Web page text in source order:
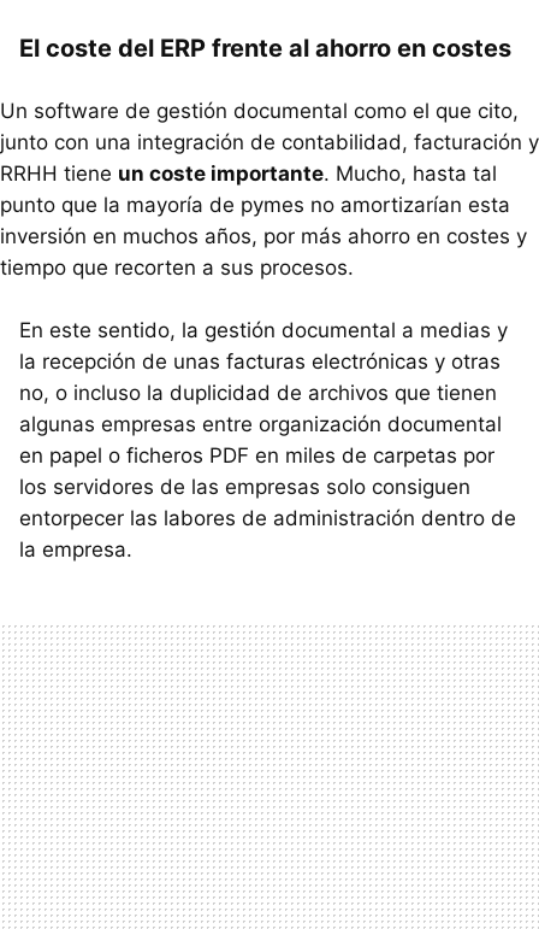
El coste del ERP frente al ahorro en costes
Un software de gestión documental como el que cito,
junto con una integración de contabilidad, facturación y
RRHH tiene un coste importante. Mucho, hasta tal
punto que la mayoría de pymes no amortizarían esta
inversión en muchos años, por más ahorro en costes y
tiempo que recorten a sus procesos.
En este sentido, la gestión documental a medias y
la recepción de unas facturas electrónicas y otras
no, o incluso la duplicidad de archivos que tienen
algunas empresas entre organización documental
en papel o ficheros PDF en miles de carpetas por
los servidores de las empresas solo consiguen
entorpecer las labores de administración dentro de
la empresa.